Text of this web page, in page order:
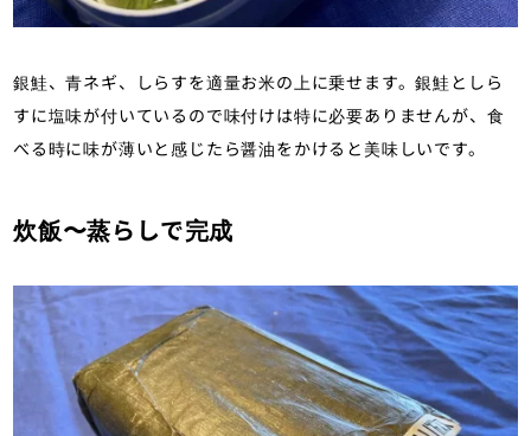
銀鮭、青ネギ、しらすを適量お米の上に乗せます。銀鮭としら
すに塩味が付いているので味付けは特に必要ありませんが、食
べる時に味が薄いと感じたら醤油をかけると美味しいです。
炊飯〜蒸らしで完成